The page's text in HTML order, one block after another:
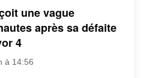
une vague
après sa défaite
4
à 14:56